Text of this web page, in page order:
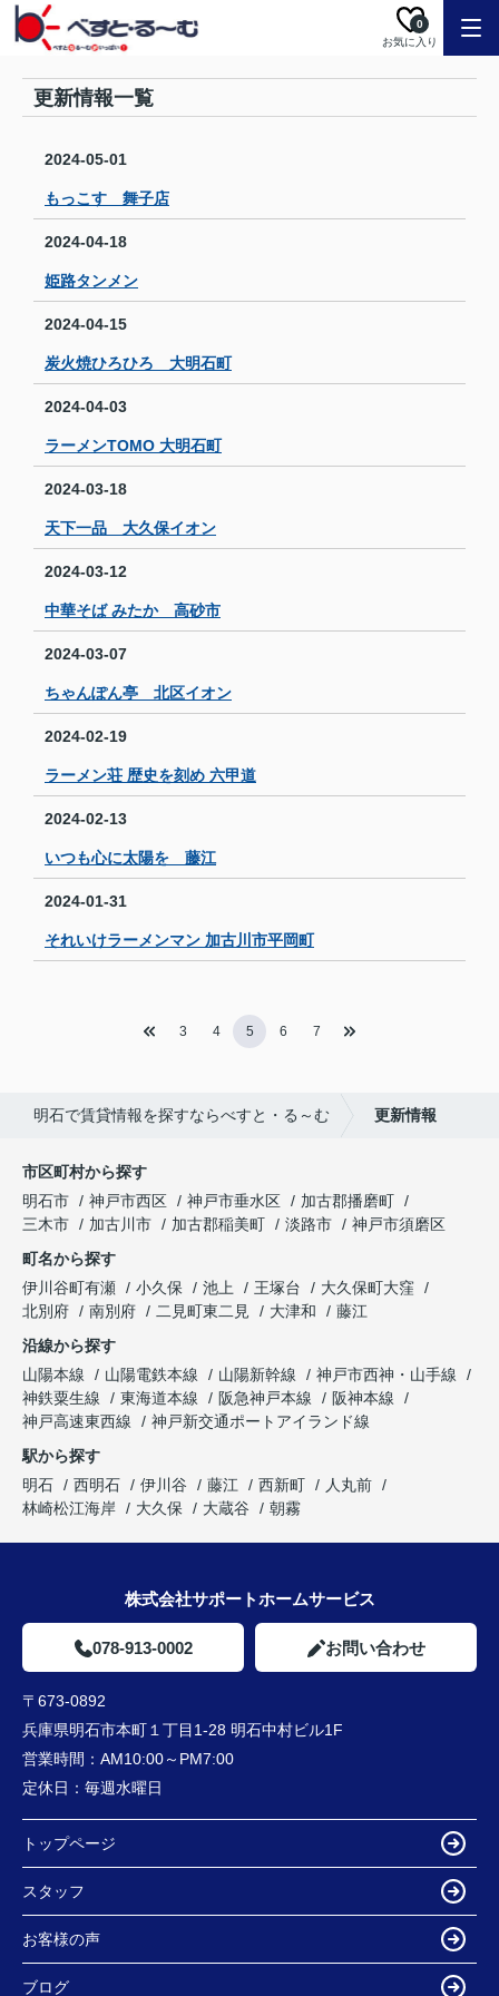
お気に入り
0
更新情報一覧
2024-05-01
もっこす 舞子店
2024-04-18
姫路タンメン
2024-04-15
炭火焼ひろひろ 大明石町
2024-04-03
ラーメンTOMO 大明石町
2024-03-18
天下一品 大久保イオン
2024-03-12
中華そば みたか 高砂市
2024-03-07
ちゃんぽん亭 北区イオン
2024-02-19
ラーメン荘 歴史を刻め 六甲道
2024-02-13
いつも心に太陽を 藤江
2024-01-31
それいけラーメンマン 加古川市平岡町
3 4 5 6 7
明石で賃貸情報を探すならべすと・る～む 更新情報
市区町村から探す
明石市
神戸市西区 神戸市垂水区
加古郡播磨町
三木市
加古川市 加古郡稲美町 淡路市
神戸市須磨区
町名から探す
伊川谷町有瀬
小久保 池上 王塚台
大久保町大窪
北別府
南別府 二見町東二見 大津和
藤江
沿線から探す
山陽本線
山陽電鉄本線 山陽新幹線
神戸市西神・山手線
神鉄粟生線
東海道本線 阪急神戸本線
阪神本線
神戸高速東西線
神戸新交通ポートアイランド線
駅から探す
明石
西明石 伊川谷 藤江 西新町
人丸前
林崎松江海岸
大久保 大蔵谷 朝霧
株式会社サポートホームサービス
078-913-0002 お問い合わせ
〒673-0892
兵庫県明石市本町１丁目1-28 明石中村ビル1F
営業時間： AM10:00～PM7:00
定休日： 毎週水曜日
トップページ
スタッフ
お客様の声
ブログ